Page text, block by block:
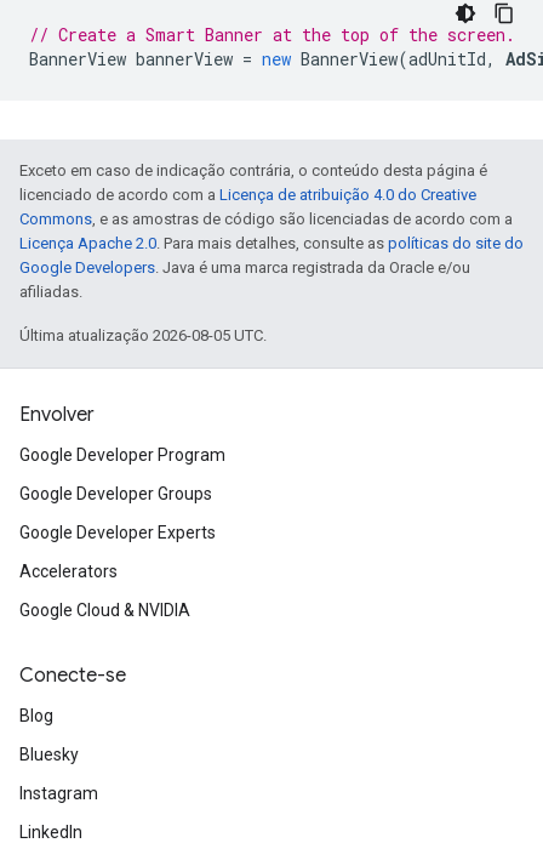
// Create a Smart Banner at the top of the screen.
BannerView bannerView = new BannerView(adUnitId,
Exceto em caso de indicação contrária, o conteúdo desta página é
licenciado de acordo com a Licença de atribuição 4.0 do Creative
Commons, e as amostras de código são licenciadas de acordo com a
Licença Apache 2.0. Para mais detalhes, consulte as políticas do site do
Google Developers. Java é uma marca registrada da Oracle e/ou
afiliadas.
Última atualização 2026-08-05 UTC.
Envolver
Google Developer Program
Google Developer Groups
Google Developer Experts
Accelerators
Google Cloud & NVIDIA
Conecte-se
Blog
Bluesky
Instagram
LinkedIn